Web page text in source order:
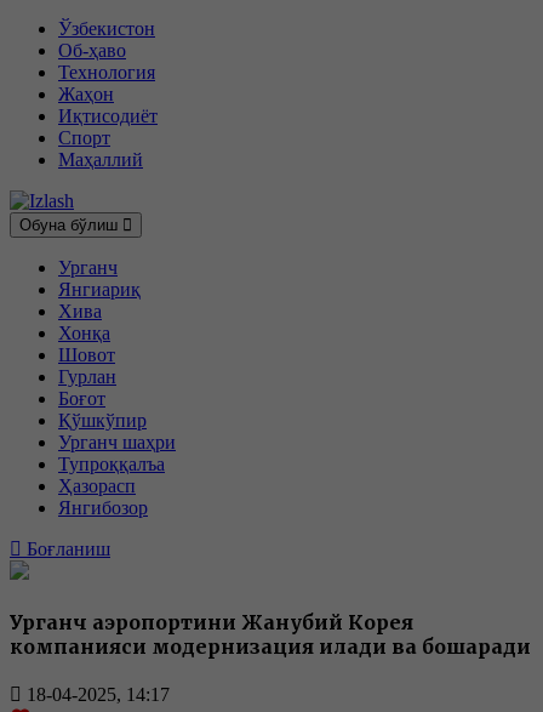
Ўзбекистон
Об-ҳаво
Технология
Жаҳон
Иқтисодиёт
Спорт
Маҳаллий
Обуна бўлиш
Урганч
Янгиариқ
Хива
Хонқа
Шовот
Гурлан
Боғот
Қўшкўпир
Урганч шаҳри
Тупроққалъа
Ҳазорасп
Янгибозор
Боғланиш
Урганч аэропортини Жанубий Корея
компанияси модернизация қилади ва бошқаради
18-04-2025, 14:17